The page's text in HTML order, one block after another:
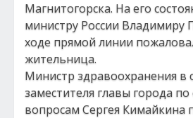
Магнитогорска. На его
министру России Владимиру
ходе прямой линии
жительница.
Министр здравоохранения в
заместителя главы города
вопросам Сергея Кимайкина